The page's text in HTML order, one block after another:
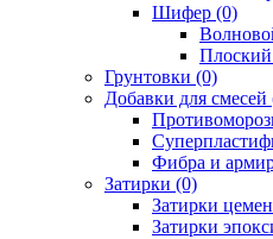
Шифер (0)
Грунтовки (0)
Добавки для смесей
Фибра и
Затирки (0)
Затирки
Затирки